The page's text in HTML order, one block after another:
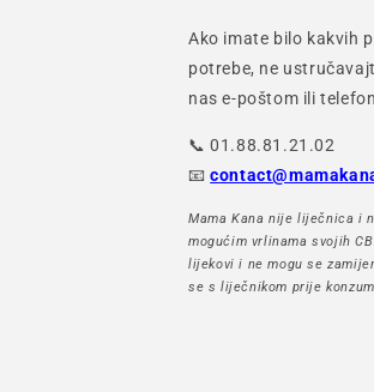
Ako imate bilo kakvih
potrebe, ne
nas e-poštom ili
📞 01.88.81.21.02
📧
Mama Kana nije liječnica i
mogućim vrlinama svojih
lijekovi i ne mogu se
se s liječnikom prije